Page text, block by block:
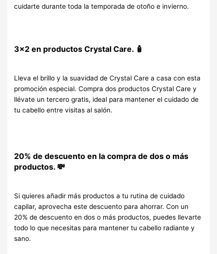
cuidarte durante toda la temporada de otoño e invierno.
3×2 en productos Crystal Care. 🧴
Lleva el brillo y la suavidad de Crystal Care a casa con esta
promoción especial. Compra dos productos Crystal Care y
llévate un tercero gratis, ideal para mantener el cuidado de
tu cabello entre visitas al salón.
20% de descuento en la compra de dos o más
productos. 💸
Si quieres añadir más productos a tu rutina de cuidado
capilar, aprovecha este descuento para ahorrar. Con un
20% de descuento en dos o más productos, puedes llevarte
todo lo que necesitas para mantener tu cabello radiante y
sano.